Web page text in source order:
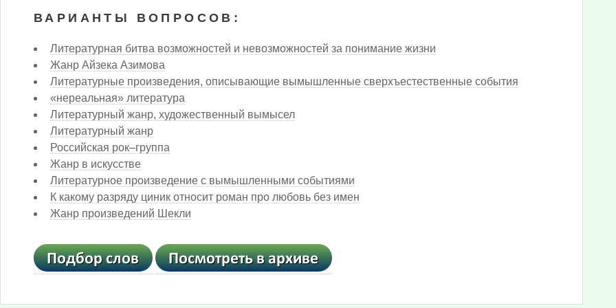
ВАРИАНТЫ ВОПРОСОВ:
Литературная битва возможностей и невозможностей за понимание жизни
Жанр Айзека Азимова
Литературные произведения, описывающие вымышленные сверхъестественные события
«нереальная» литература
Литературный жанр, художественный вымысел
Литературный жанр
Российская рок–группа
Жанр в искусстве
Литературное произведение с вымышленными событиями
К какому разряду циник относит роман про любовь без имен
Жанр произведений Шекли